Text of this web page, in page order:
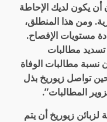
يكون لديك الإحاطة
ومن هذا المنطلق،
مستويات الإفصاح.
مطالبات
نسبة مطالبات الوفاة
تواصل زيوريخ بذل
المطالبات”.
لزبائن زيوريخ أن يتم